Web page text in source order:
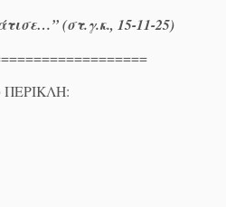
(στ.γ.κ., 15-11-25)
ΠΕΡΙΚΛΗ: